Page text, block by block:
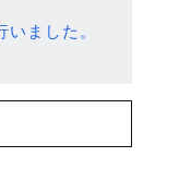
ました。